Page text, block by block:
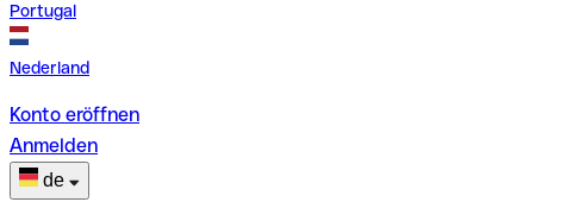
Portugal
Nederland
Konto eröffnen
Anmelden
de